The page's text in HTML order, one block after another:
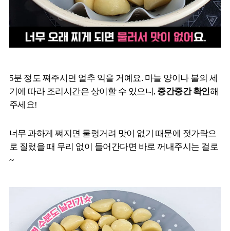
5분 정도 쪄주시면 얼추 익을 거예요. 마늘 양이나 불의 세
기에 따라 조리시간은 상이할 수 있으니, 중간중간 확인해
주세요!
너무 과하게 쪄지면 물렁거려 맛이 없기 때문에 젓가락으
로 질렀을 때 무리 없이 들어간다면 바로 꺼내주시는 걸로
~